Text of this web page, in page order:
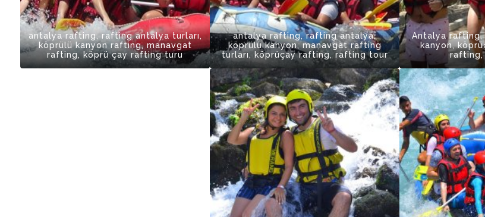
antalya rafting, rafting antalya turları,
köprülü kanyon rafting, manavgat
rafting, köprü çay rafting turu
antalya rafting, rafting antalya,
köprülü kanyon, manavgat rafting
turları, köprüçay rafting, rafting tour
Antalya
kanyon,
rafting,